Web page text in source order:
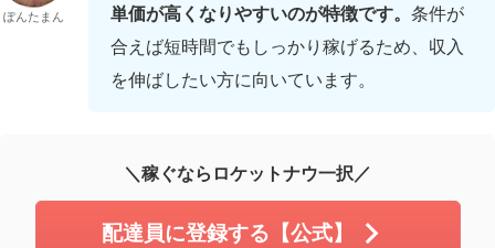
ぽんたまん
単価が高くなりやすいのが特徴です。 条件が
合えば短時間でもしっかり稼げるため、収入
を伸ばしたい方に向いています。
＼稼ぐならロケットナウ一択／
配達員に登録する【公式】